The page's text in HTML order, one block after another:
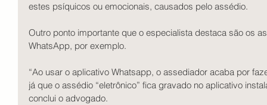
estes psíquicos ou emocionais, causados pelo assédio.
Outro ponto importante que o especialista destaca são os
WhatsApp, por exemplo.
“Ao usar o aplicativo Whatsapp, o assediador acaba por
já que o assédio “eletrônico” fica gravado no aplicativo
conclui o advogado.